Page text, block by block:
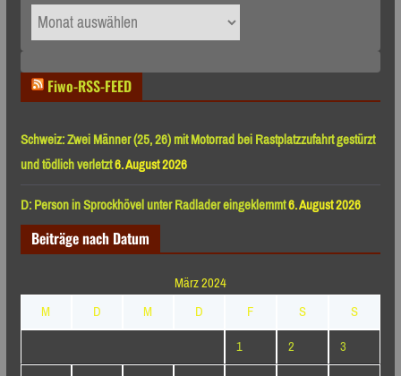
Archiv
nach
Fiwo-RSS-FEED
Schweiz: Zwei Männer (25, 26) mit Motorrad bei Rastplatzzufahrt gestürzt
und tödlich verletzt6. August 2026
D: Person in Sprockhövel unter Radlader eingeklemmt6. August 2026
Beiträge nach Datum
März 2024
M
D M D F S
S
1
2
3